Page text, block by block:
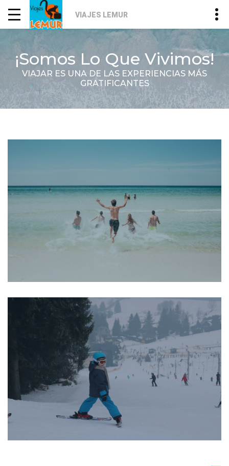
VIAJES LEMUR
¡Somos Lo Que Vivimos!
VIAJAR ES UNA DE LAS EXPERIENCIAS MÁS
GRATIFICANTES